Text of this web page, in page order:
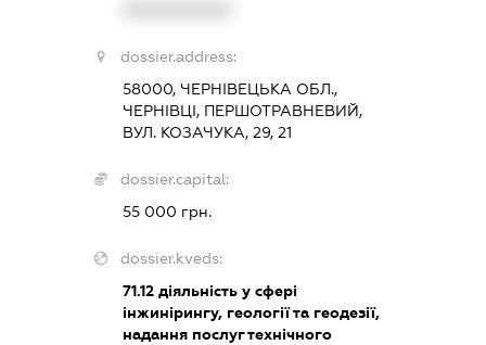
dossier.address:
58000, ЧЕРНІВЕЦЬКА ОБЛ.,
ЧЕРНІВЦІ, ПЕРШОТРАВНЕВИЙ,
ВУЛ. КОЗАЧУКА, 29, 21
dossier.capital:
55 000 грн.
dossier.kveds:
71.12діяльність у сфері
інжинірингу, геології та геодезії,
надання послуг технічного